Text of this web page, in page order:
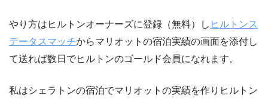
やり方はヒルトンオーナーズに登録（無料）し ヒルトンス
テータスマッチからマリオットの宿泊実績の画面を添付し
て送れば数日でヒルトンのゴールド会員になれます。
私はシェラトンの宿泊でマリオットの実績を作りヒルトン